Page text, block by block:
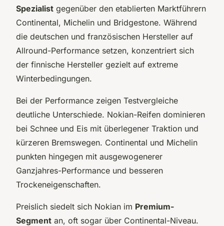
Spezialist gegenüber den etablierten Marktführern
Continental, Michelin und Bridgestone. Während
die deutschen und französischen Hersteller auf
Allround-Performance setzen, konzentriert sich
der finnische Hersteller gezielt auf extreme
Winterbedingungen.
Bei der Performance zeigen Testvergleiche
deutliche Unterschiede. Nokian-Reifen dominieren
bei Schnee und Eis mit überlegener Traktion und
kürzeren Bremswegen. Continental und Michelin
punkten hingegen mit ausgewogenerer
Ganzjahres-Performance und besseren
Trockeneigenschaften.
Preislich siedelt sich Nokian im Premium-
Segment an, oft sogar über Continental-Niveau.